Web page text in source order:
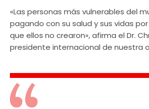
«Las personas más vulnerables del
pagando con su salud y sus vidas
que ellos no crearon», afirma el Dr.
presidente internacional de nuestra